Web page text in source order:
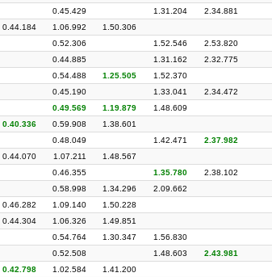
0.45.429 1.31.204
2.34.881
0.44.184 1.06.992
1.50.306
0.52.306 1.52.546
2.53.820
0.44.885 1.31.162
2.32.775
0.54.488 1.25.505
1.52.370
0.45.190 1.33.041
2.34.472
0.49.569 1.19.879
1.48.609
0.40.336 0.59.908
1.38.601
0.48.049 1.42.471
2.37.982
0.44.070 1.07.211
1.48.567
0.46.355 1.35.780
2.38.102
0.58.998 1.34.296
2.09.662
0.46.282 1.09.140
1.50.228
0.44.304 1.06.326
1.49.851
0.54.764 1.30.347
1.56.830
0.52.508 1.48.603
2.43.981
0.42.798 1.02.584
1.41.200